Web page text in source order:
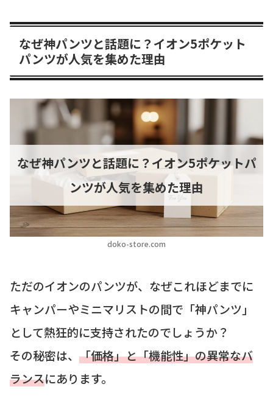
なぜ神パンツと話題に？イオン5ポケット
パンツが人気を集めた理由
doko-store.com
なぜ神パンツと話題に？イオン5ポケットパ
ンツが人気を集めた理由
ただのイオンのパンツが、なぜこれほどまでに
キャンパーやミニマリストの間で「神パンツ」
として熱狂的に支持されたのでしょうか？
その秘密は、 「価格」と「機能性」の異常なバ
ランスにあります。